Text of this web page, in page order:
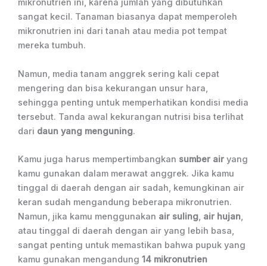
mikronutrien ini, karena jumlah yang dibutuhkan
sangat kecil. Tanaman biasanya dapat memperoleh
mikronutrien ini dari tanah atau media pot tempat
mereka tumbuh.
Namun, media tanam anggrek sering kali cepat
mengering dan bisa kekurangan unsur hara,
sehingga penting untuk memperhatikan kondisi media
tersebut. Tanda awal kekurangan nutrisi bisa terlihat
dari daun yang menguning.
Kamu juga harus mempertimbangkan sumber air yang
kamu gunakan dalam merawat anggrek. Jika kamu
tinggal di daerah dengan air sadah, kemungkinan air
keran sudah mengandung beberapa mikronutrien.
Namun, jika kamu menggunakan air suling, air hujan,
atau tinggal di daerah dengan air yang lebih basa,
sangat penting untuk memastikan bahwa pupuk yang
kamu gunakan mengandung 14 mikronutrien